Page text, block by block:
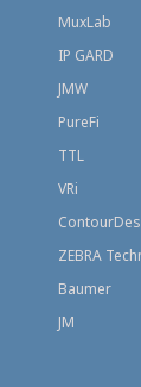
MuxLab
IP GARD
JMW
PureFi
TTL
VRi
ZEBRA
Baumer
JM